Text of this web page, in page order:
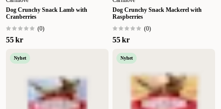
Dog Crunchy Snack Lamb with
Cranberries
(0)
55 kr
Dog Crunchy Snack Mackerel with
Raspberries
(0)
55 kr
Nyhet Nyhet